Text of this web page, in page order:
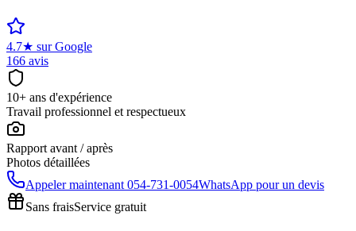
4.7★ sur Google
166 avis
10+ ans d'expérience
Travail professionnel et respectueux
Rapport avant / après
Photos détaillées
Appeler maintenant 054-731-0054WhatsApp pour un devis
Sans fraisService gratuit